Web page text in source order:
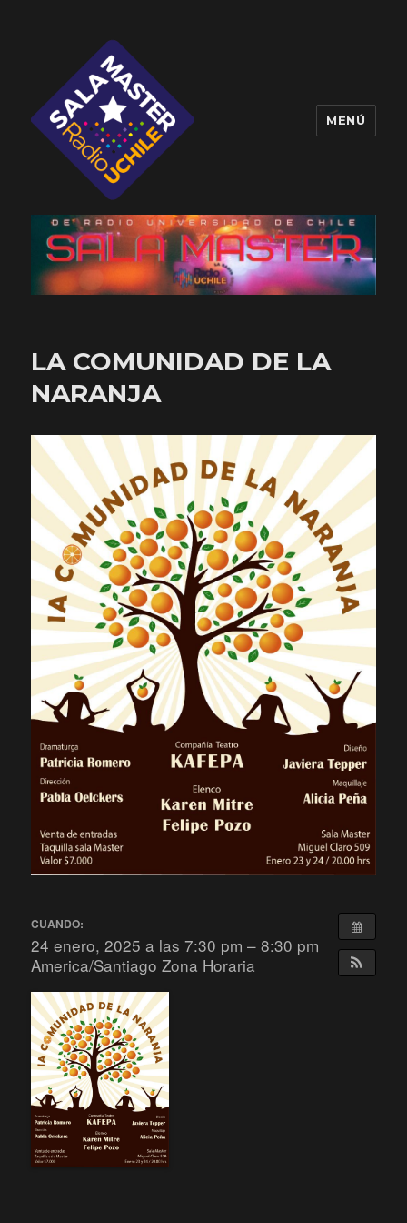
Sala Master
MENÚ
LA COMUNIDAD DE LA
NARANJA
CUANDO:
24 enero, 2025 a las 7:30 pm – 8:30 pm
America/Santiago Zona Horaria